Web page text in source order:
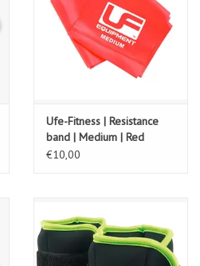
Ufe-Fitness | Resistance
band | Medium | Red
€10,00